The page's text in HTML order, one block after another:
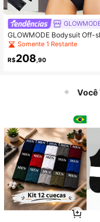
GLOWMODE Bodysuit Off-
Featherfit™ Glowgetter
Somente 1 Restante
R$208 ,90
Você